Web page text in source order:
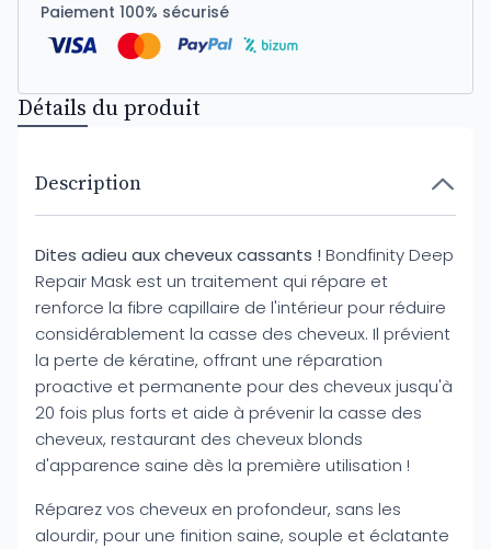
Paiement 100% sécurisé
Détails du produit
Description
Dites adieu aux cheveux cassants ! Bondfinity Deep
Repair Mask est un traitement qui répare et
renforce la fibre capillaire de l'intérieur pour réduire
considérablement la casse des cheveux. Il prévient
la perte de kératine, offrant une réparation
proactive et permanente pour des cheveux jusqu'à
20 fois plus forts et aide à prévenir la casse des
cheveux, restaurant des cheveux blonds
d'apparence saine dès la première utilisation !
Réparez vos cheveux en profondeur, sans les
alourdir, pour une finition saine, souple et éclatante